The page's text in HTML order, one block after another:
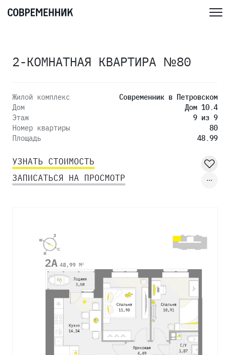
2-КОМНАТНАЯ КВАРТИРА №80
Жилой комплекс
Современник в Петровском
Дом
Дом 10.4
Этаж
9 из 9
Номер квартиры
80
Площадь
48.99
УЗНАТЬ СТОИМОСТЬ
ЗАПИСАТЬСЯ НА ПРОСМОТР